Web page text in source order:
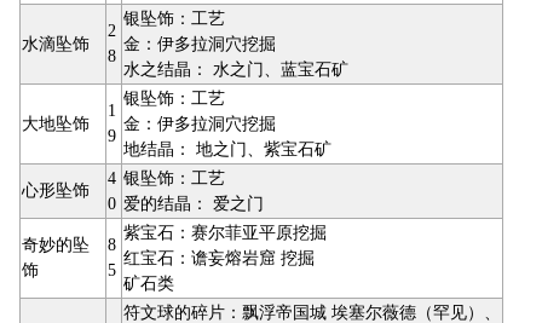
水滴坠饰
2
8
银坠饰：工艺
金：伊多拉洞穴挖掘
水之结晶： 水之门、蓝宝石矿
大地坠饰
1
9
银坠饰：工艺
金：伊多拉洞穴挖掘
地结晶： 地之门、紫宝石矿
心形坠饰
4
0
银坠饰：工艺
爱的结晶： 爱之门
奇妙的坠
饰
8
5
紫宝石：赛尔菲亚平原挖掘
红宝石：谵妄熔岩窟 挖掘
矿石类
符文球的碎片：飘浮帝国城 埃塞尔薇德（罕见）、